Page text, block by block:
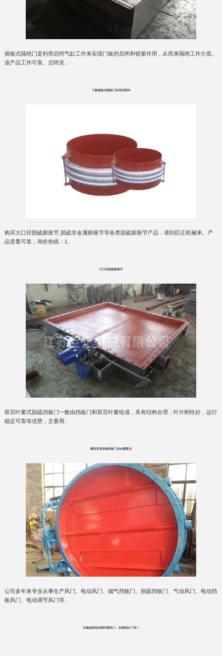
插板式隔绝门是利用启闭气缸工作来实现门板的启闭和锁紧作用，从而来隔绝工作介质。
该产品工作可靠、启闭灵..
了解插板式隔绝门应用优势吗
购买大口径脱硫膨胀节,脱硫非金属膨胀节等各类脱硫膨胀节产品，请到巨正机械来。产
品质量可靠，询价热线：1..
大口径脱硫膨胀节
双百叶窗式脱硫挡板门一般由挡板门和双百叶窗组成，具有结构合理，叶片刚性好，运行
稳定可靠等优势，主要用..
概述安装单轴挡板门的步骤要点
公司多年来专业从事生产风门、电动风门、烟气挡板门、脱硫挡板门、气动风门、电动挡
板风门、电动调节风门等..
正确选择电动调节圆风门，你都明白了吗？